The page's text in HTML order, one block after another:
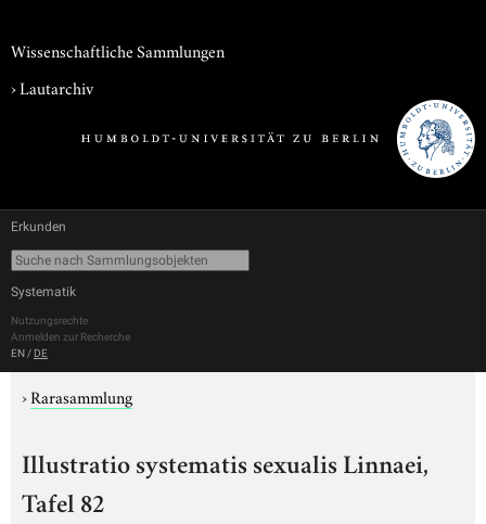
Wissenschaftliche Sammlungen
›Lautarchiv
Erkunden
Systematik
Nutzungsrechte
Anmelden zur Recherche
EN / DE
›Rarasammlung
Illustratio systematis sexualis Linnaei,
Tafel 82